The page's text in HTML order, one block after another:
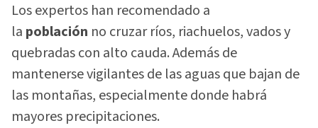
Los expertos han recomendado a
la población no cruzar ríos, riachuelos, vados y
quebradas con alto cauda. Además de
mantenerse vigilantes de las aguas que bajan de
las montañas, especialmente donde habrá
mayores precipitaciones.